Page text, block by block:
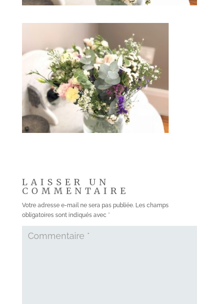
LAISSER UN
COMMENTAIRE
Votre adresse e-mail ne sera pas publiée. Les champs
obligatoires sont indiqués avec *